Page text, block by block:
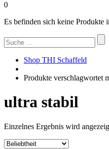
0
Es befinden sich keine Produkte
Suchen
nach:
Shop THI Schaffeld
Produkte verschlagwortet
ultra stabil
Einzelnes Ergebnis wird